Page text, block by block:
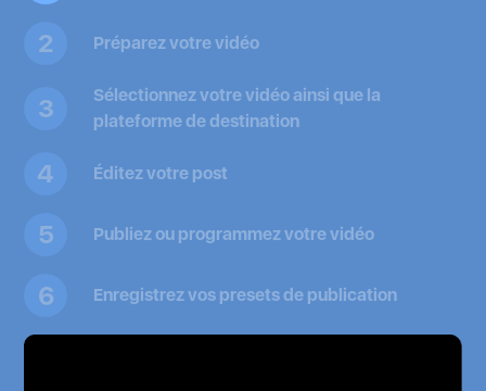
2 Préparez votre vidéo
3
Sélectionnez votre vidéo ainsi que la
plateforme de destination
4 Éditez votre post
5 Publiez ou programmez votre vidéo
6 Enregistrez vos presets de publication